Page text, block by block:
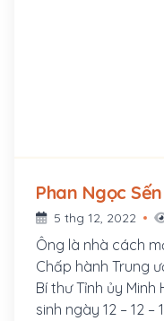
5 thg 12, 2022
Ông là nhà cách
Chấp hành Trung
Bí thư Tỉnh ủy Minh
sinh ngày 12 – 12 –